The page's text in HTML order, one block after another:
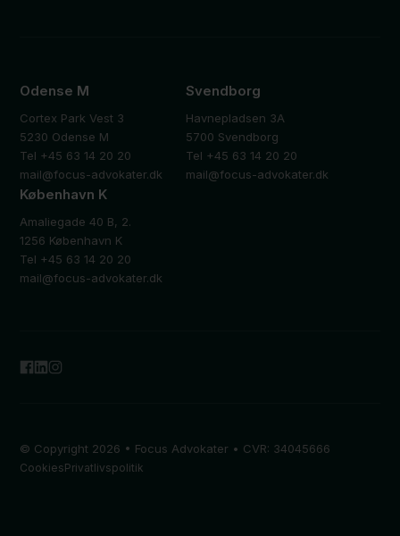
Odense M
Cortex Park Vest 3
5230 Odense M
Tel +45 63 14 20 20
mail@focus-advokater.dk
Svendborg
Havnepladsen 3A
5700 Svendborg
Tel +45 63 14 20 20
mail@focus-advokater.dk
København K
Amaliegade 40 B, 2.
1256 København K
Tel +45 63 14 20 20
mail@focus-advokater.dk
© Copyright 2026 • Focus Advokater • CVR: 34045666
CookiesPrivatlivspolitik